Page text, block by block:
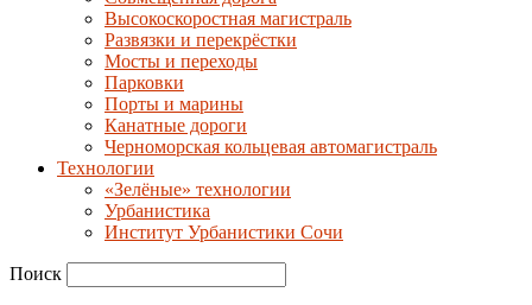
Высокоскоростная магистраль
Развязки и перекрёстки
Мосты и переходы
Парковки
Порты и марины
Канатные дороги
Черноморская кольцевая автомагистраль
Технологии
«Зелёные» технологии
Урбанистика
Институт Урбанистики Сочи
Поиск